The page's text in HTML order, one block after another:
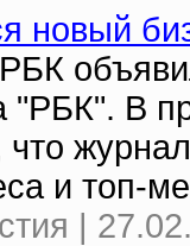
новый
"РБК". В
что
и топ-
|